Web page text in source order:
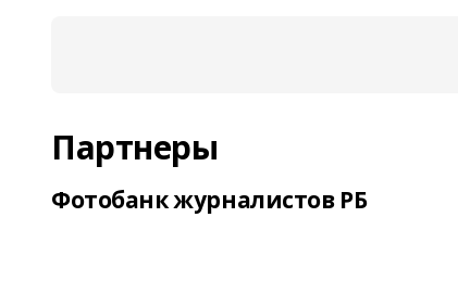
Партнеры
Фотобанк журналистов РБ